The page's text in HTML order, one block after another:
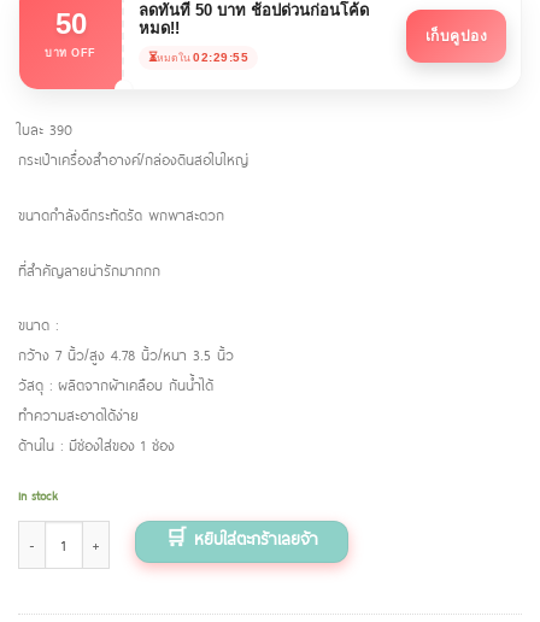
50
บาท OFF
ลดทันที 50 บาท ช้อปด่วนก่อนโค้ด
หมด!!
⏳หมดใน 02:29:54
เก็บคูปอง
ใบละ 390
กระเป๋าเครื่องสำอางค์/กล่องดินสอใบใหญ่
ขนาดกำลังดีกระทัดรัด พกพาสะดวก
ที่สำคัญลายน่ารักมากกก
ขนาด :
กว้าง 7 นิ้ว/สูง 4.78 นิ้ว/หนา 3.5 นิ้ว
วัสดุ : ผลิตจากผ้าเคลือบ กันน้ำได้
ทำความสะอาดได้ง่าย
ด้านใน : มีช่องใส่ของ 1 ช่อง
In stock
กระเป๋าเครื่องสำอางค์ ลายฟามิงโก้ quantity